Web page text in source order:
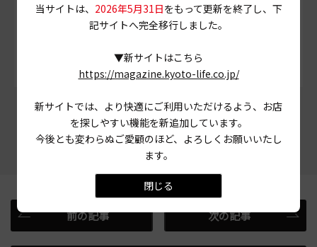
# 米粉 # 鳴滝 # レモンケーキ
この記事をシェアする
前の記事 次の記事
当サイトは、 2026年5月31日をもって更新を終了し、下
記サイトへ完全移行しました。
▼新サイトはこちら
https://magazine.kyoto-life.co.jp/
新サイトでは、より快適にご利用いただけるよう、お店
を探しやすい機能を新追加しています。
今後とも変わらぬご愛顧のほど、よろしくお願いいたし
ます。
閉じる